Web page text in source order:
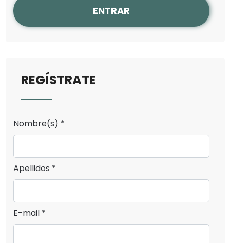
ENTRAR
REGÍSTRATE
Nombre(s) *
Apellidos *
E-mail *